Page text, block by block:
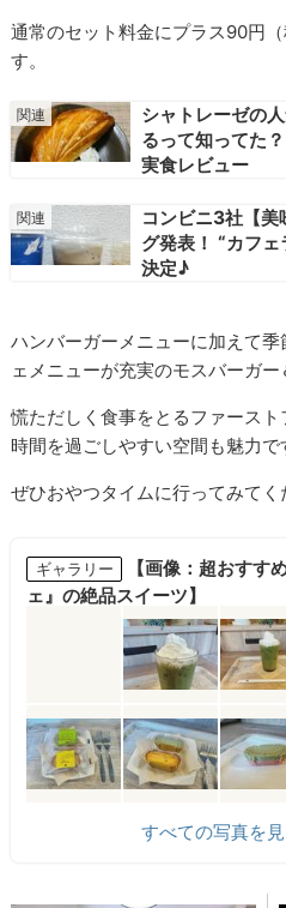
通常のセット料金にプラス90円
す。
シャトレーゼの
るって知ってた
実食レビュー
コンビニ3社【美
グ発表！ “カフ
決定♪
ハンバーガーメニューに加えて
ェメニューが充実のモスバーガー
慌ただしく食事をとるファース
時間を過ごしやすい空間も魅力で
ぜひおやつタイムに行ってみてく
ギャラリー
【画像：超おすす
ェ』の絶品スイーツ】
すべての写真を見